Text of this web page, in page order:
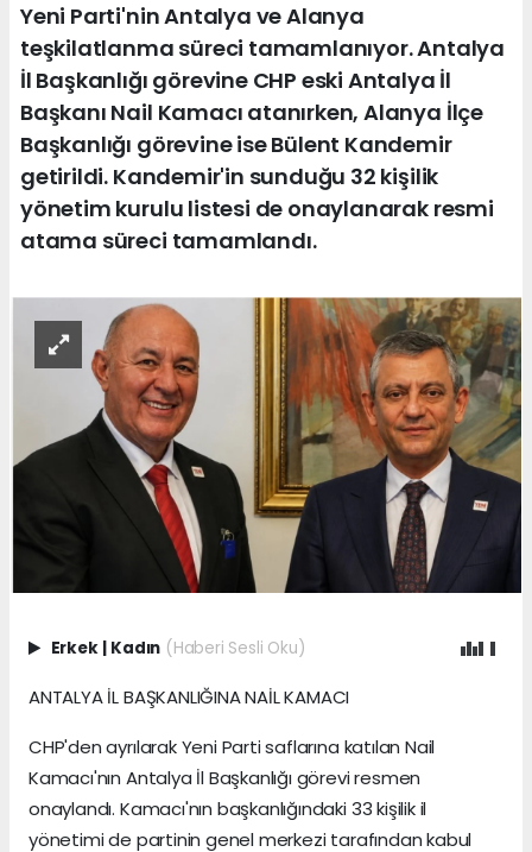
Yeni Parti'nin Antalya ve Alanya
teşkilatlanma süreci tamamlanıyor. Antalya
İl Başkanlığı görevine CHP eski Antalya İl
Başkanı Nail Kamacı atanırken, Alanya İlçe
Başkanlığı görevine ise Bülent Kandemir
getirildi. Kandemir'in sunduğu 32 kişilik
yönetim kurulu listesi de onaylanarak resmi
atama süreci tamamlandı.
Erkek | Kadın (Haberi Sesli Oku)
ANTALYA İL BAŞKANLIĞINA NAİL KAMACI
CHP'den ayrılarak Yeni Parti saflarına katılan Nail
Kamacı'nın Antalya İl Başkanlığı görevi resmen
onaylandı. Kamacı'nın başkanlığındaki 33 kişilik il
yönetimi de partinin genel merkezi tarafından kabul